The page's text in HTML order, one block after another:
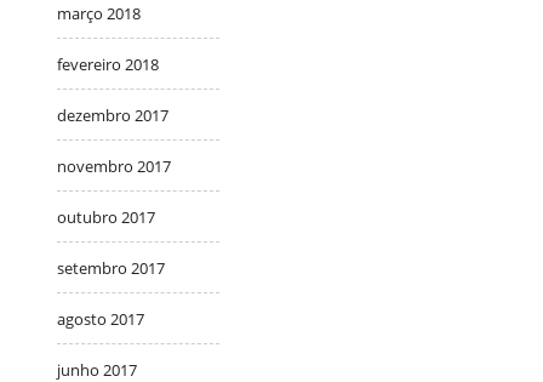
março 2018
fevereiro 2018
dezembro 2017
novembro 2017
outubro 2017
setembro 2017
agosto 2017
junho 2017